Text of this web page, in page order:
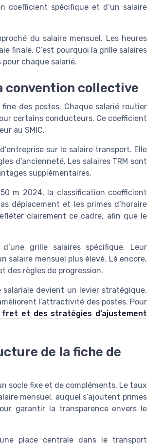
coefficient spécifique et d’un salaire
du salaire mensuel. Les heures
finale. C’est pourquoi la grille salaires
chaque salarié.
convention collective
des postes. Chaque salarié routier
certains conducteurs. Ce coefficient
au SMIC.
sur le salaire transport. Elle
d’ancienneté. Les salaires TRM sont
supplémentaires.
m 2024, la classification coefficient
déplacement et les primes d’horaire
clairement ce cadre, afin que le
grille salaires spécifique. Leur
salaire mensuel plus élevé. Là encore,
des règles de progression.
devient un levier stratégique.
l’attractivité des postes. Pour
et des stratégies d’ajustement
de la fiche de
socle fixe et de compléments. Le taux
mensuel, auquel s’ajoutent primes
garantir la transparence envers le
place centrale dans le transport